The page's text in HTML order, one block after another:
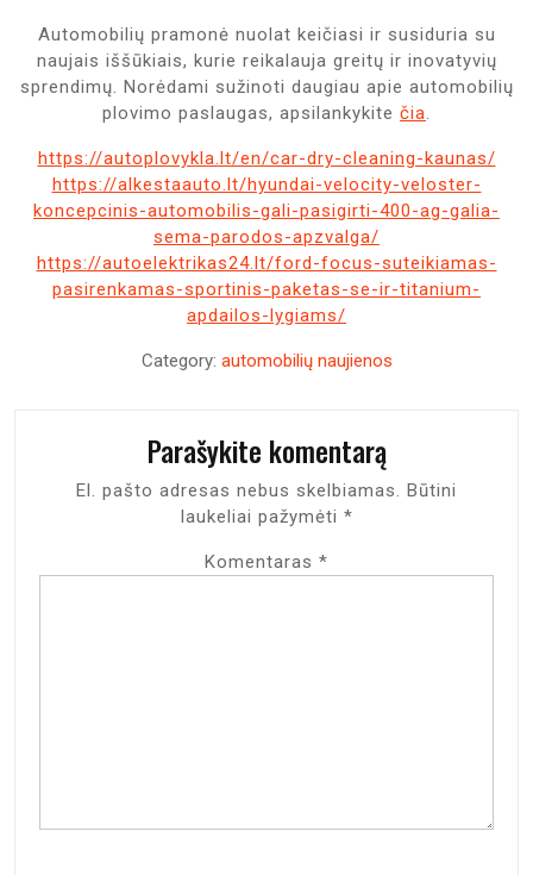
Automobilių pramonė nuolat keičiasi ir susiduria su
naujais iššūkiais, kurie reikalauja greitų ir inovatyvių
sprendimų. Norėdami sužinoti daugiau apie automobilių
plovimo paslaugas, apsilankykite čia.
https://autoplovykla.lt/en/car-dry-cleaning-kaunas/
https://alkestaauto.lt/hyundai-velocity-veloster-
koncepcinis-automobilis-gali-pasigirti-400-ag-galia-
sema-parodos-apzvalga/
https://autoelektrikas24.lt/ford-focus-suteikiamas-
pasirenkamas-sportinis-paketas-se-ir-titanium-
apdailos-lygiams/
Category: automobilių naujienos
Parašykite komentarą
El. pašto adresas nebus skelbiamas. Būtini
laukeliai pažymėti *
Komentaras *